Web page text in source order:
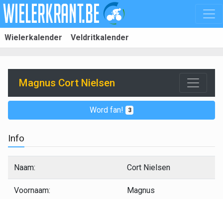
Wielerkalender Veldritkalender
Magnus Cort Nielsen
Word fan! 3
Info
Naam: Cort Nielsen
Voornaam: Magnus